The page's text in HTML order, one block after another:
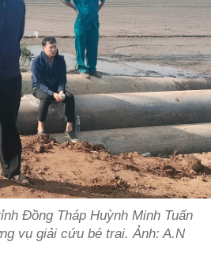
Đồng Tháp Huỳnh Minh Tuấn
vụ giải cứu bé trai. Ảnh: A.N